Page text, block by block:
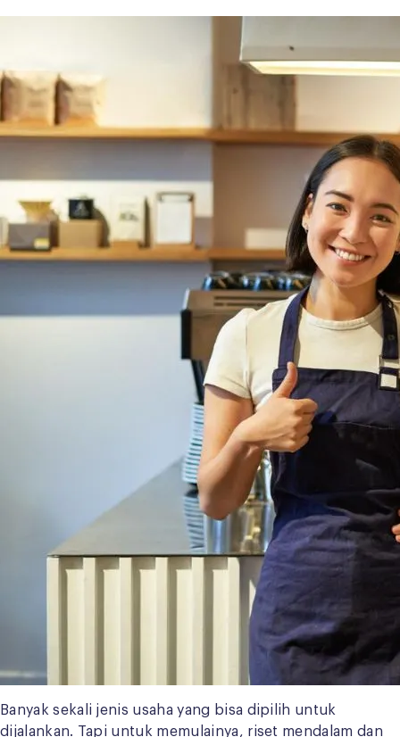
Banyak sekali jenis usaha yang bisa dipilih untuk
dijalankan. Tapi untuk memulainya, riset mendalam dan